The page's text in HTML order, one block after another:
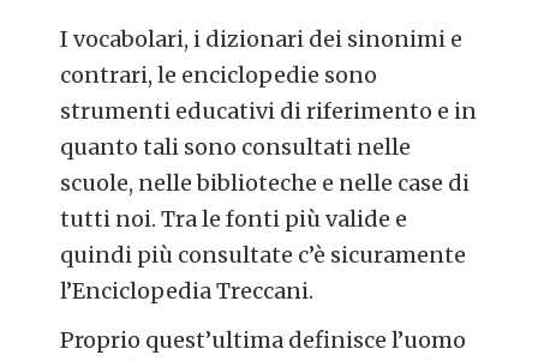
I vocabolari, i dizionari dei sinonimi e
contrari, le enciclopedie sono
strumenti educativi di riferimento e in
quanto tali sono consultati nelle
scuole, nelle biblioteche e nelle case di
tutti noi. Tra le fonti più valide e
quindi più consultate c’è sicuramente
l’Enciclopedia Treccani.
Proprio quest’ultima definisce l’uomo